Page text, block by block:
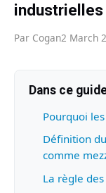
industrielles
Par Cogan2 March
Dans ce
Pourquoi
Définition
comme
La règle